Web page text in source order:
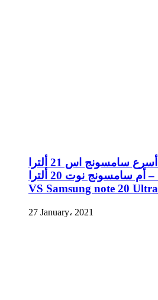
إختبار سرعة : أيهما أسرع سامسونج اس 21 ألترا
أم سامسونج نوت 20 ألترا – Samsung S21 Ultra
VS Samsung note 20 Ultra
27 January، 2021